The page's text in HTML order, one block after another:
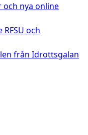
och nya online
RFSU och
från Idrottsgalan